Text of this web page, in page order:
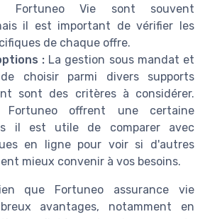
Fortuneo Vie sont souvent
il est important de vérifier les
de chaque offre.
:La gestion sous mandat et
choisir parmi divers supports
sont des critères à considérer.
Fortuneo offrent une certaine
il est utile de comparer avec
en ligne pour voir si d'autres
mieux convenir à vos besoins.
que Fortuneo assurance vie
avantages, notamment en